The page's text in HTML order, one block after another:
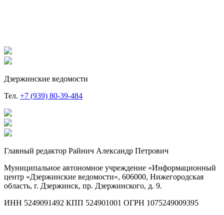
Дзержинские ведомости
Тел. +7 (939) 80-39-484
Главный редактор Райнич Александр Петрович
Муниципальное автономное учреждение «Информационный
центр «Дзержинские ведомости», 606000, Нижегородская
область, г. Дзержинск, пр. Дзержинского, д. 9.
ИНН 5249091492 КПП 524901001 ОГРН 1075249009395